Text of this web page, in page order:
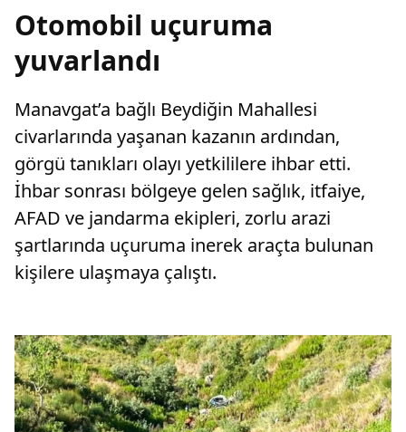
Otomobil uçuruma
yuvarlandı
Manavgat’a bağlı Beydiğin Mahallesi
civarlarında yaşanan kazanın ardından,
görgü tanıkları olayı yetkililere ihbar etti.
İhbar sonrası bölgeye gelen sağlık, itfaiye,
AFAD ve jandarma ekipleri, zorlu arazi
şartlarında uçuruma inerek araçta bulunan
kişilere ulaşmaya çalıştı.